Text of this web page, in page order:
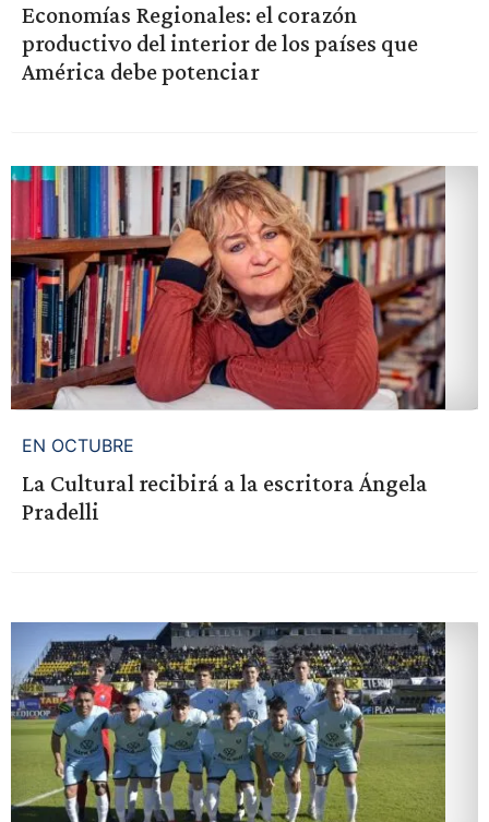
Economías Regionales: el corazón
productivo del interior de los países que
América debe potenciar
EN OCTUBRE
La Cultural recibirá a la escritora Ángela
Pradelli